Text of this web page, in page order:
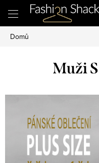
obsah
Domů
Muži